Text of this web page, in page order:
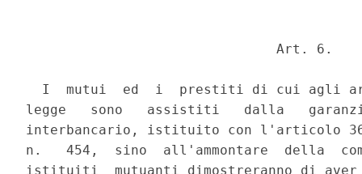
                               Art. 6.
I  mutui  ed  i  prestiti di cui agli
legge   sono   assistiti   dalla
interbancario, istituito con l'articolo 36
n.   454,  sino  all'ammontare  della
istituiti  mutuanti dimostreranno di aver